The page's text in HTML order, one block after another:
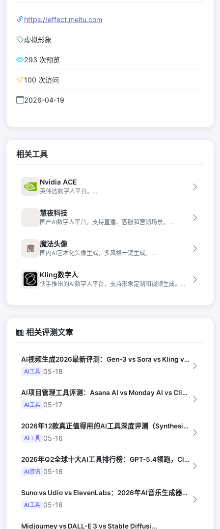
https://effect.meitu.com
虚拟形象
293 次预览
100 次访问
2026-04-19
相关工具
Nvidia ACE
英伟达数字人平台。...
慧夜科技
国产AI数字人平台，支持直播、客服和营销场景。...
魔 魔法头像
国内AI艺术化头像生成，多风格一键生成。...
Kling数字人
快手推出的AI数字人平台，支持形象定制和视频生成。...
相关评测文章
AI视频生成2026最新评测：Gen-3 vs Sora vs Kling vs...
AI工具 05-18
AI项目管理工具评测：Asana AI vs Monday AI vs Clic...
AI工具 05-17
2026年12款真正值得用的AI工具深度评测（Synthesia评选）
AI工具 05-16
2026年Q2全球十大AI工具排行榜：GPT-5.4领跑，Claude Opus...
AI资讯 05-16
Suno vs Udio vs ElevenLabs：2026年AI音乐生成器三...
AI工具 05-16
Midjourney vs DALL-E 3 vs Stable Diffusi...